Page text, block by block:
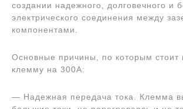
создании надежного, долговечного и
электрического соединения между
компонентами.
Основные причины, по которым стоит
клемму на 300А:
— Надежная передача тока. Клемма